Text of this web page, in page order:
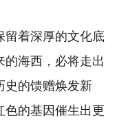
着深厚的文化底
的海西，必将走出
的馈赠焕发新
色的基因催生出更